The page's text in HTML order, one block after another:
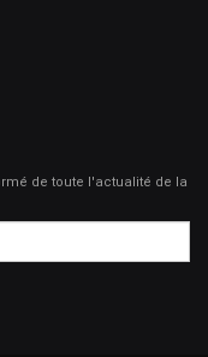
de toute l'actualité de la